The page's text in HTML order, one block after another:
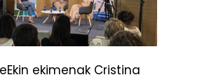
ekimenak Cristina